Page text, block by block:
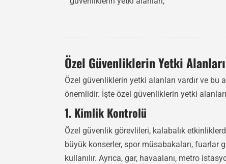
Özel Güvenliklerin Yetki
Özel güvenliklerin yetki alanları vardır ve
önemlidir. İşte özel güvenliklerin yetki
1. Kimlik Kontrolü
Özel güvenlik görevlileri, kalabalık
büyük konserler, spor müsabakaları, fuarlar
kullanılır. Ayrıca, gar, havaalanı, metro